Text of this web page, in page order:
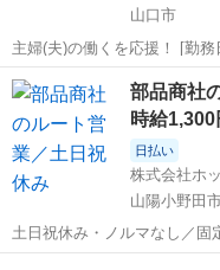
山口市
主婦(夫)の働くを応援！ [勤務日数]： 週4日~
10:00~17:00/10:00~16:00/
駅]： 山口県山口市 ※勤務エ
山口 山口市 営業
部品商社
時給1,300
日払い
株式会社ホ
山陽小野田
土日祝休み・ノルマなし／固
能性あり ／ 2人でハッピーになれる新制度誕生！ お友達と一緒にボー